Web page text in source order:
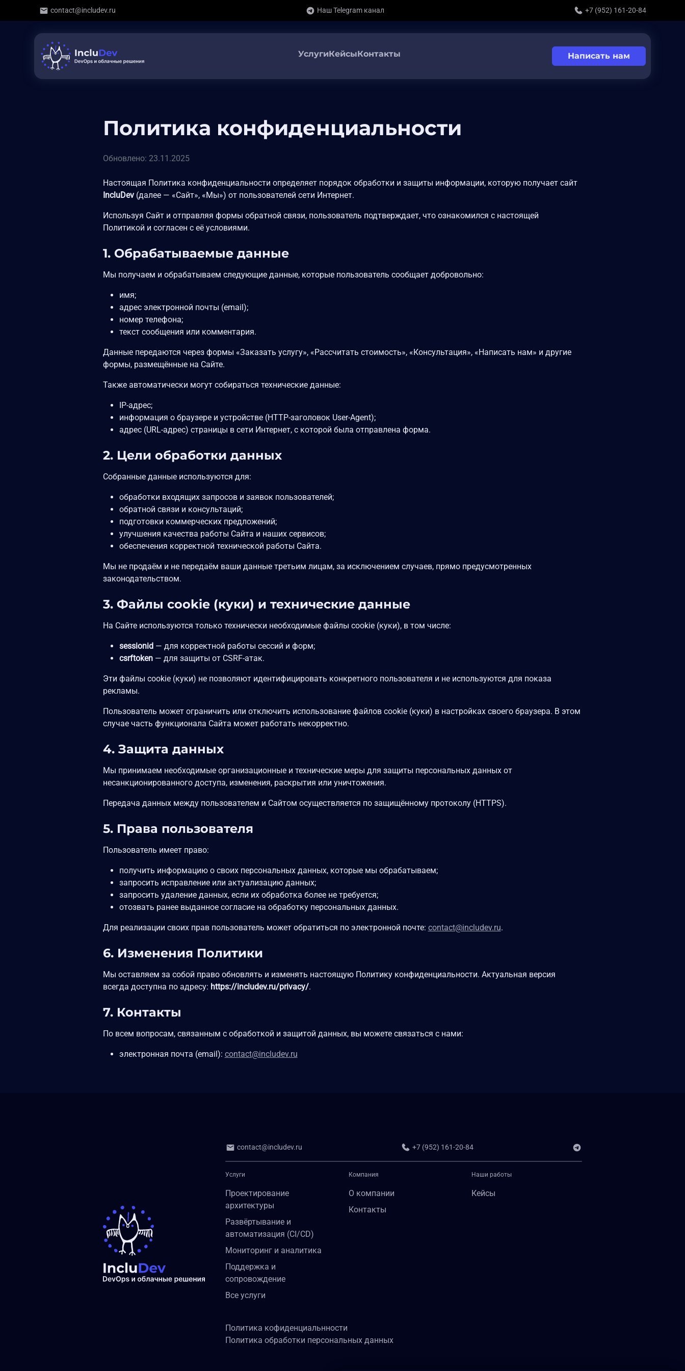
contact@includev.ru Наш Telegram канал +7 (952) 161-20-84
УслугиКейсыКонтакты Написать нам
Политика конфиденциальности
Обновлено: 23.11.2025
Настоящая Политика конфиденциальности определяет порядок обработки и защиты информации, которую получает сайт
IncluDev(далее — «Сайт», «Мы») от пользователей сети Интернет.
Используя Сайт и отправляя формы обратной связи, пользователь подтверждает, что ознакомился с настоящей
Политикой и согласен с её условиями.
1. Обрабатываемые данные
Мы получаем и обрабатываем следующие данные, которые пользователь сообщает добровольно:
имя;
адрес электронной почты (email);
номер телефона;
текст сообщения или комментария.
Данные передаются через формы «Заказать услугу», «Рассчитать стоимость», «Консультация», «Написать нам» и другие
формы, размещённые на Сайте.
Также автоматически могут собираться технические данные:
IP-адрес;
информация о браузере и устройстве (HTTP-заголовок User-Agent);
адрес (URL-адрес) страницы в сети Интернет, с которой была отправлена форма.
2. Цели обработки данных
Собранные данные используются для:
обработки входящих запросов и заявок пользователей;
обратной связи и консультаций;
подготовки коммерческих предложений;
улучшения качества работы Сайта и наших сервисов;
обеспечения корректной технической работы Сайта.
Мы не продаём и не передаём ваши данные третьим лицам, за исключением случаев, прямо предусмотренных
законодательством.
3. Файлы cookie (куки) и технические данные
На Сайте используются только технически необходимые файлы cookie (куки), в том числе:
sessionid— для корректной работы сессий и форм;
csrftoken— для защиты от CSRF-атак.
Эти файлы cookie (куки) не позволяют идентифицировать конкретного пользователя и не используются для показа
рекламы.
Пользователь может ограничить или отключить использование файлов cookie (куки) в настройках своего браузера. В этом
случае часть функционала Сайта может работать некорректно.
4. Защита данных
Мы принимаем необходимые организационные и технические меры для защиты персональных данных от
несанкционированного доступа, изменения, раскрытия или уничтожения.
Передача данных между пользователем и Сайтом осуществляется по защищённому протоколу (HTTPS).
5. Права пользователя
Пользователь имеет право:
получить информацию о своих персональных данных, которые мы обрабатываем;
запросить исправление или актуализацию данных;
запросить удаление данных, если их обработка более не требуется;
отозвать ранее выданное согласие на обработку персональных данных.
Для реализации своих прав пользователь может обратиться по электронной почте: contact@includev.ru.
6. Изменения Политики
Мы оставляем за собой право обновлять и изменять настоящую Политику конфиденциальности. Актуальная версия
всегда доступна по адресу: https://includev.ru/privacy/.
7. Контакты
По всем вопросам, связанным с обработкой и защитой данных, вы можете связаться с нами:
электронная почта (email): contact@includev.ru
contact@includev.ru +7 (952) 161-20-84
Услуги
Проектирование
архитектуры
Развёртывание и
автоматизация (CI/CD)
Мониторинг и аналитика
Поддержка и
сопровождение
Все услуги
Компания
О компании
Контакты
Наши работы
Кейсы
Политика кофиденциальнности
Политика обработки персональных данных